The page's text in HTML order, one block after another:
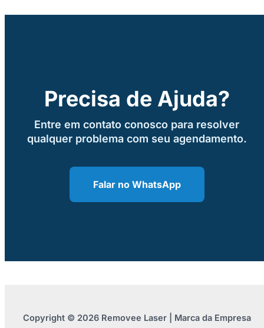
Precisa de Ajuda?
Entre em contato conosco para resolver
qualquer problema com seu agendamento.
Falar no WhatsApp
Copyright © 2026 Removee Laser | Marca da Empresa